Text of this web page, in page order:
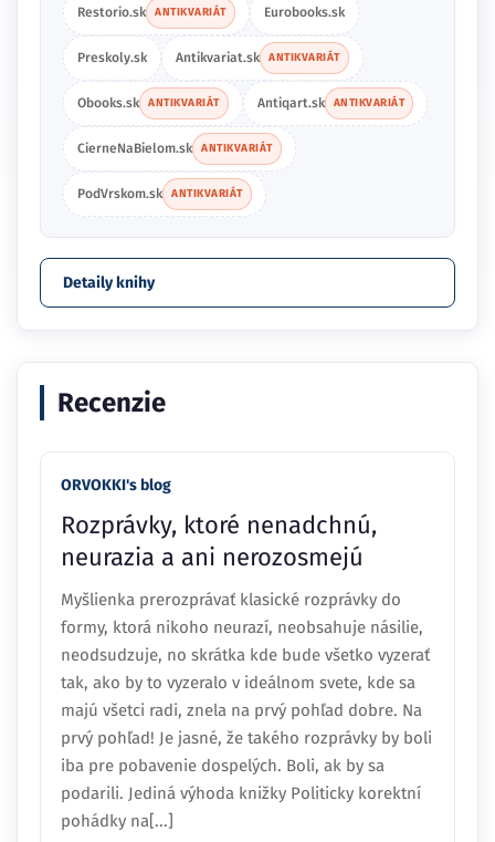
Restorio.sk ANTIKVARIÁT Eurobooks.sk
Preskoly.sk Antikvariat.sk ANTIKVARIÁT
Obooks.sk ANTIKVARIÁT Antiqart.sk ANTIKVARIÁT
CierneNaBielom.sk ANTIKVARIÁT
PodVrskom.sk ANTIKVARIÁT
Detaily knihy
Recenzie
ORVOKKI's blog
Rozprávky, ktoré nenadchnú,
neurazia a ani nerozosmejú
Myšlienka prerozprávať klasické rozprávky do
formy, ktorá nikoho neurazí, neobsahuje násilie,
neodsudzuje, no skrátka kde bude všetko vyzerať
tak, ako by to vyzeralo v ideálnom svete, kde sa
majú všetci radi, znela na prvý pohľad dobre. Na
prvý pohľad! Je jasné, že takého rozprávky by boli
iba pre pobavenie dospelých. Boli, ak by sa
podarili. Jediná výhoda knižky Politicky korektní
pohádky na[...]